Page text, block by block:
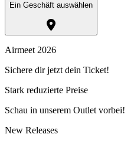
Ein Geschäft auswählen
Airmeet 2026
Sichere dir jetzt dein Ticket!
Stark reduzierte Preise
Schau in unserem Outlet vorbei!
New Releases